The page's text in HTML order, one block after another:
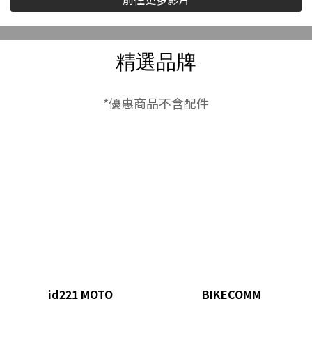
B款｜藍芽耳機
精選品牌
*優惠商品不含配件
id221 MOTO BIKECOMM